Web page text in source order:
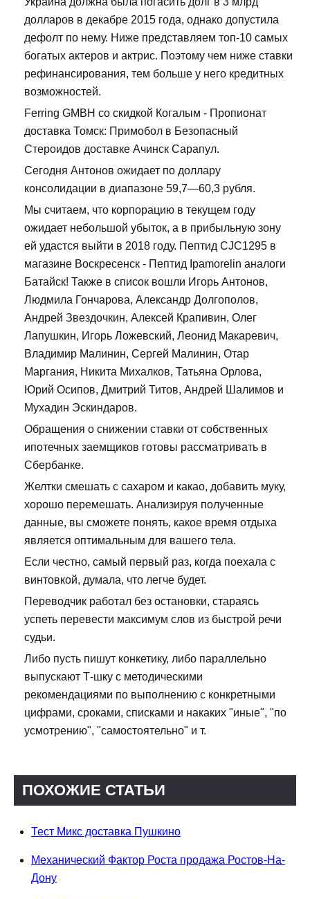
долларов в декабре 2015 года, однако допустила
дефолт по нему. Ниже представляем топ-10 самых
богатых актеров и актрис. Поэтому чем ниже ставки
рефинансирования, тем больше у него кредитных
возможностей.
Ferring GMBH со скидкой Когалым - Пропионат
доставка Томск: Примобол в Безопасный
Стероидов доставке Ачинск Сарапул.
Сегодня Антонов ожидает по доллару
консолидации в диапазоне 59,7—60,3 рубля.
Мы считаем, что корпорацию в текущем году
ожидает небольшой убыток, а в прибыльную зону
ей удастся выйти в 2018 году. Пептид CJC1295 в
магазине Воскресенск - Пептид Ipamorelin аналоги
Батайск! Также в список вошли Игорь Антонов,
Людмила Гончарова, Александр Долгополов,
Андрей Звездочкин, Алексей Крапивин, Олег
Лапушкин, Игорь Ложевский, Леонид Макаревич,
Владимир Малинин, Сергей Малинин, Отар
Маргания, Никита Михалков, Татьяна Орлова,
Юрий Осипов, Дмитрий Титов, Андрей Шалимов и
Мухадин Эскиндаров.
Обращения о снижении ставки от собственных
ипотечных заемщиков готовы рассматривать в
Сбербанке.
Желтки смешать с сахаром и какао, добавить муку,
хорошо перемешать. Анализируя полученные
данные, вы сможете понять, какое время отдыха
является оптимальным для вашего тела.
Если честно, самый первый раз, когда поехала с
винтовкой, думала, что легче будет.
Переводчик работал без остановки, стараясь
успеть перевести максимум слов из быстрой речи
судьи.
Либо пусть пишут конкетику, либо параллельно
выпускают Т-шку с методическими
рекомендациями по выполнению с конкретными
цифрами, сроками, списками и накаких "иные", "по
усмотрению", "самостоятельно" и т.
ПОХОЖИЕ СТАТЬИ
Тест Микс доставка Пушкино
Механический Фактор Роста продажа Ростов-На-
Дону